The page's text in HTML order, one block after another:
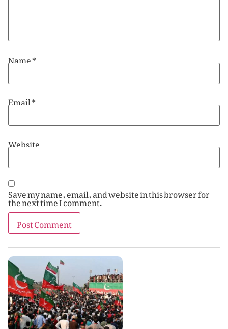
Name*
Email*
Website
Save my name, email, and website in this browser for
the next time I comment.